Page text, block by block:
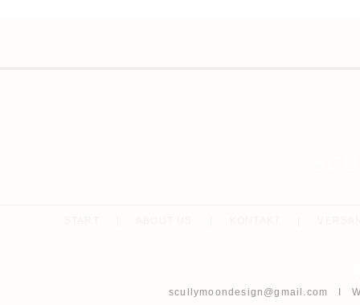
scullymoondesign@gmail.com I